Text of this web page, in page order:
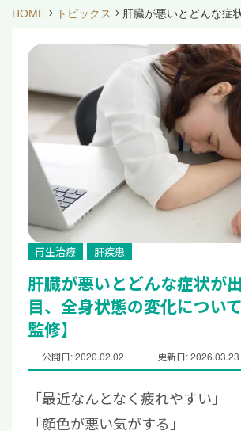
HOME トピックス 肝臓が悪いとどんな症
再生治療 肝疾患
肝臓が悪いとどんな症状が
目、全身状態の変化につい
監修】
公開日: 2020.02.02 更新日: 2026.03.23
「最近なんとなく疲れやすい」
「顔色が悪い気がする」